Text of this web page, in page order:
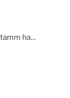
ha…